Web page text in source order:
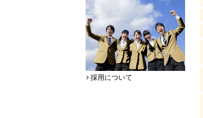
採用について